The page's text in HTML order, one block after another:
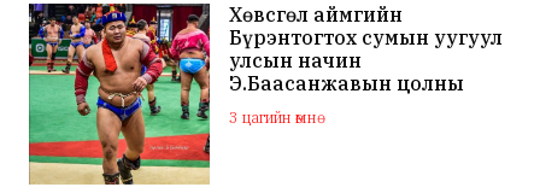
Хөвсгөл аймгийн
Бүрэнтогтох сумын уугуул
улсын начин
Э.Баасанжавын цолны
мялаалга наадам эхэллээ
3 цагийн өмнө